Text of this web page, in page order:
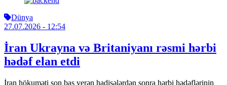
Dünya
27.07.2026 - 12:54
İran Ukrayna və Britaniyanı rəsmi hərbi
hədəf elan etdi
İran hökuməti son baş verən hadisələrdən sonra hərbi hədəflərinin